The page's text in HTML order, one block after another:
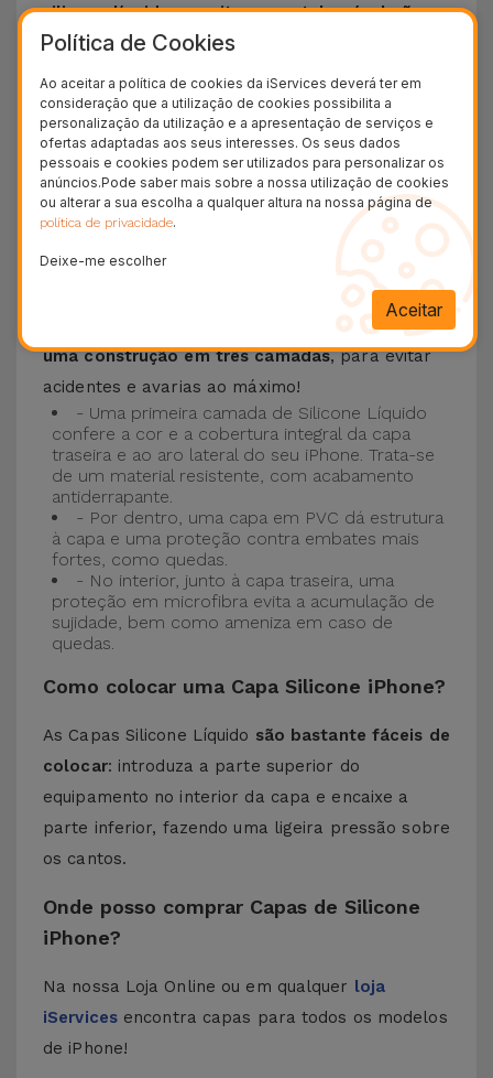
silicone líquido permite que o telemóvel não
escorregue da mão e é resistente a riscos
Esta Capa é compatível com os modelos
15, 14, 13, 12 entre outros bem como os mais
recentes modelos da Apple, o iPhone 16e
iPhone 17.
Proteção de 3 camadas com as Capas
Capas Silicone iPhone contam com
uma construção robusta e de qualidade, com
uma construção em três camadas, para evitar
acidentes e avarias ao máximo!
- Uma primeira camada de Silicone Líquido
confere a cor e a cobertura integral da capa
traseira e ao aro lateral do seu iPhone. Trata-se
de um material resistente, com acabamento
antiderrapante.
- Por dentro, uma capa em PVC dá estrutura
à capa e uma proteção contra embates mais
fortes, como quedas.
- No interior, junto à capa traseira, uma
proteção em microfibra evita a acumulação de
sujidade, bem como ameniza em caso de
quedas.
Como colocar uma Capa Silicone iPhone?
As Capas Silicone Líquido são bastante fáceis de
colocar: introduza a parte superior do
equipamento no interior da capa e encaixe a
parte inferior, fazendo uma ligeira pressão sobre
os cantos.
Onde posso comprar Capas de Silicone
iPhone?
Na nossa Loja Online ou em qualquer loja
iServicesencontra capas para todos os modelos
de iPhone!
Política de Cookies
Ao aceitar a política de cookies da iServices deverá ter em
consideração que a utilização de cookies possibilita a
personalização da utilização e a apresentação de serviços e
ofertas adaptadas aos seus interesses. Os seus dados
pessoais e cookies podem ser utilizados para personalizar os
anúncios.Pode saber mais sobre a nossa utilização de cookies
ou alterar a sua escolha a qualquer altura na nossa página de
política de privacidade.
Deixe-me escolher
Aceitar